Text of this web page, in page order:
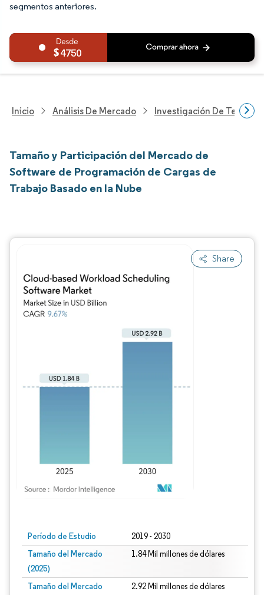
segmentos anteriores.
4750
Inicio Análisis De Mercado Investigación De
Tamaño y Participación del Mercado de
Software de Programación de Cargas de
Trabajo Basado en la Nube
Share
Período de Estudio 2019 - 2030
Tamaño del Mercado
(2025)
1.84 Mil millones de dólares
Tamaño del Mercado
2.92 Mil millones de dólares